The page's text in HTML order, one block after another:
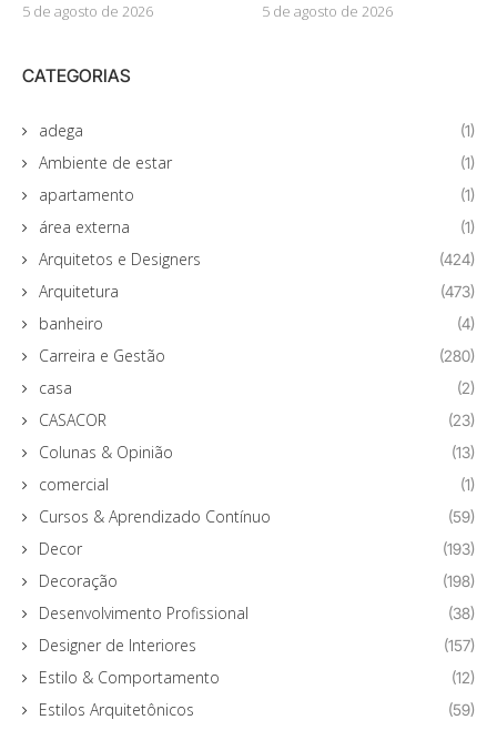
5 de agosto de 2026 5 de agosto de 2026
CATEGORIAS
adega (1)
Ambiente de estar (1)
apartamento (1)
área externa (1)
Arquitetos e Designers (424)
Arquitetura (473)
banheiro (4)
Carreira e Gestão (280)
casa (2)
CASACOR (23)
Colunas & Opinião (13)
comercial (1)
Cursos & Aprendizado Contínuo (59)
Decor (193)
Decoração (198)
Desenvolvimento Profissional (38)
Designer de Interiores (157)
Estilo & Comportamento (12)
Estilos Arquitetônicos (59)